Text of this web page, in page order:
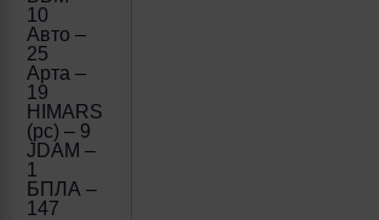
10
Авто –
25
Арта –
19
HIMARS
(рс) – 9
JDAM –
1
БПЛА –
147